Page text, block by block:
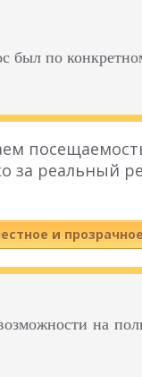
был по
за реальный
и
на